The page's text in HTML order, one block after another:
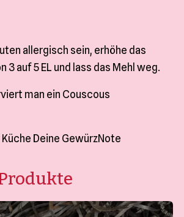
allergisch sein, erhöhe das
3 auf 5 EL und lass das Mehl weg.
man ein Couscous
Deine GewürzNote